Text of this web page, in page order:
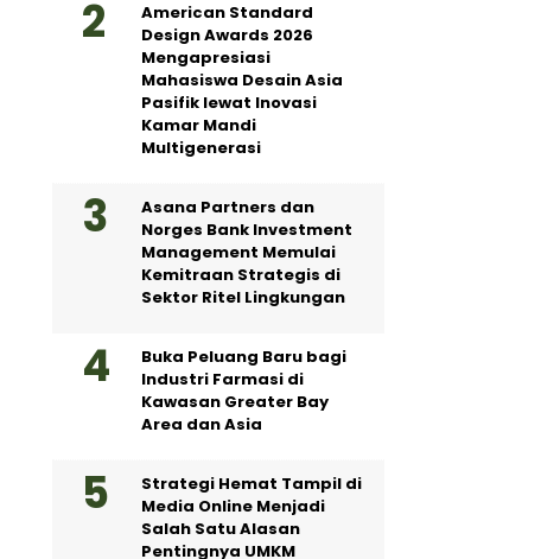
American Standard
Design Awards 2026
Mengapresiasi
Mahasiswa Desain Asia
Pasifik lewat Inovasi
Kamar Mandi
Multigenerasi
Asana Partners dan
Norges Bank Investment
Management Memulai
Kemitraan Strategis di
Sektor Ritel Lingkungan
Buka Peluang Baru bagi
Industri Farmasi di
Kawasan Greater Bay
Area dan Asia
Strategi Hemat Tampil di
Media Online Menjadi
Salah Satu Alasan
Pentingnya UMKM